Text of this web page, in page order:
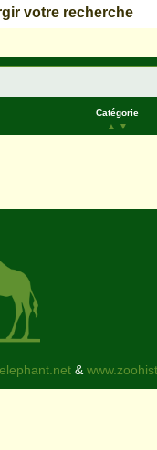
votre recherche
Catégorie
▲
▼
&